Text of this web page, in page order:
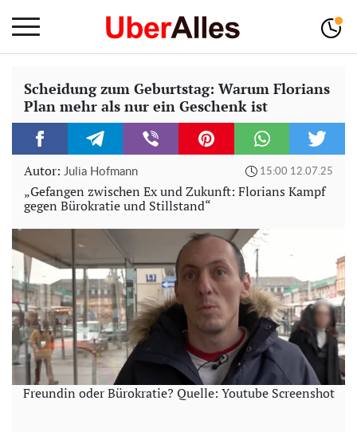
Scheidung zum Geburtstag: Warum Florians
Plan mehr als nur ein Geschenk ist
Autor: Julia Hofmann 15:00 12.07.25
„Gefangen zwischen Ex und Zukunft: Florians Kampf
gegen Bürokratie und Stillstand“
Freundin oder Bürokratie? Quelle: Youtube Screenshot